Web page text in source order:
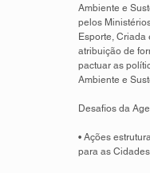
Ambiente e
pelos
Esporte, Criada
atribuição de
pactuar as
Ambiente e
Desafios da
• Ações
para as